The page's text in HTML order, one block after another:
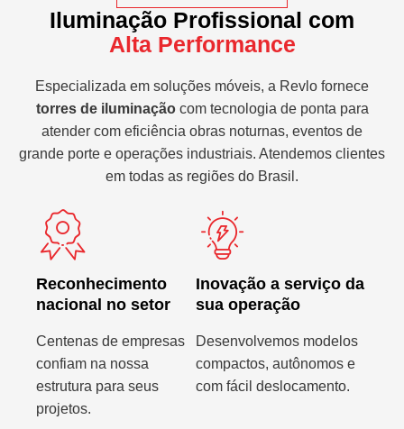
Iluminação Profissional com
Alta Performance
Especializada em soluções móveis, a Revlo fornece
torres de iluminaçãocom tecnologia de ponta para
atender com eficiência obras noturnas, eventos de
grande porte e operações industriais. Atendemos clientes
em todas as regiões do Brasil.
Reconhecimento
nacional no setor
Centenas de empresas
confiam na nossa
estrutura para seus
projetos.
Inovação a serviço da
sua operação
Desenvolvemos modelos
compactos, autônomos e
com fácil deslocamento.